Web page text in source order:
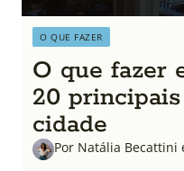
O QUE FAZER
O que fazer
20
cidade
Por Natália Becattini